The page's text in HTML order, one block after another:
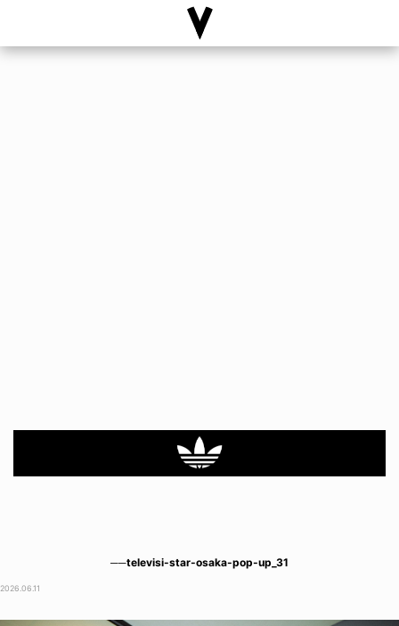
──televisi-star-osaka-pop-up_31
2026.06.11